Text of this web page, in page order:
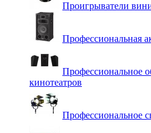
Проигрыватели
Профессиональная
Профессиональное
кинотеатров
Профессиональное